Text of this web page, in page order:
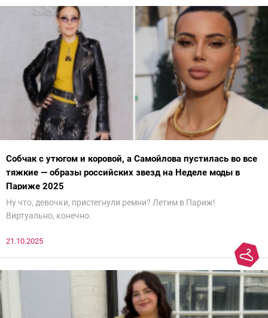
Собчак с утюгом и коровой, а Самойлова пустилась во все
тяжкие — образы российских звезд на Неделе моды в
Париже 2025
Ну что, девочки, пристегнули ремни? Летим в Париж!
Виртуально, конечно.
21.10.2025